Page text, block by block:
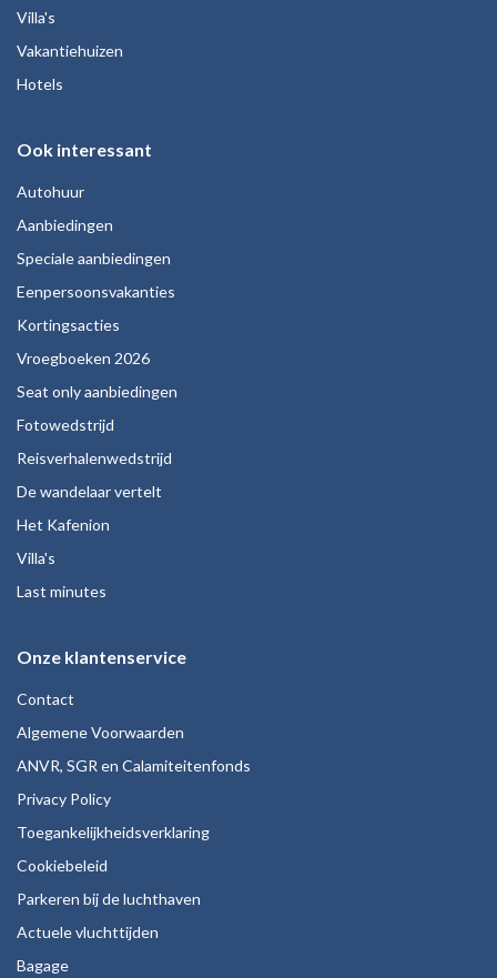
Villa's
Vakantiehuizen
Hotels
Ook interessant
Autohuur
Aanbiedingen
Speciale aanbiedingen
Eenpersoonsvakanties
Kortingsacties
Vroegboeken 2026
Seat only aanbiedingen
Fotowedstrijd
Reisverhalenwedstrijd
De wandelaar vertelt
Het Kafenion
Villa's
Last minutes
Onze klantenservice
Contact
Algemene Voorwaarden
ANVR, SGR en Calamiteitenfonds
Privacy Policy
Toegankelijkheidsverklaring
Cookiebeleid
Parkeren bij de luchthaven
Actuele vluchttijden
Bagage